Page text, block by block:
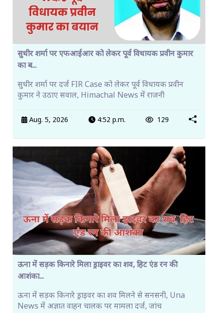
सुधीर शर्मा पर एफआईआर को लेकर पूर्व विधायक प्रवीन कुमार
का ब...
सुधीर शर्मा पर दर्ज FIR Case को लेकर पूर्व विधायक प्रवीन
कुमार ने उठाए सवाल, Himachal News में राजनी
Aug. 5, 2026 4:52 p.m. 129
ऊना में सड़क किनारे मिला ड्राइवर का शव, हिट एंड रन की
आशंका...
ऊना में सड़क किनारे ड्राइवर का शव मिलने से सनसनी, Una
News में अज्ञात वाहन चालक पर मामला दर्ज, जांच